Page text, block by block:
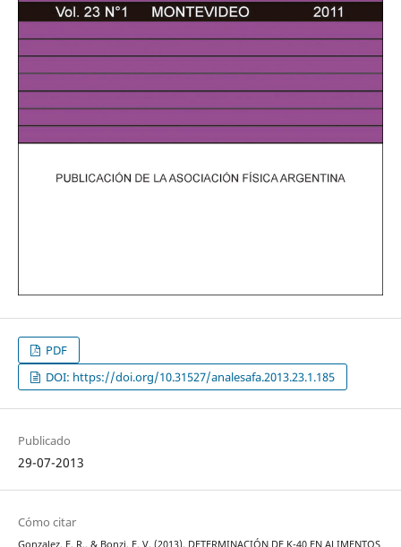
PDF
DOI: https://doi.org/10.31527/analesafa.2013.23.1.185
Publicado
29-07-2013
Cómo citar
Gonzalez, E. R., & Bonzi, E. V. (2013). DETERMINACIÓN DE K-40 EN ALIMENTOS